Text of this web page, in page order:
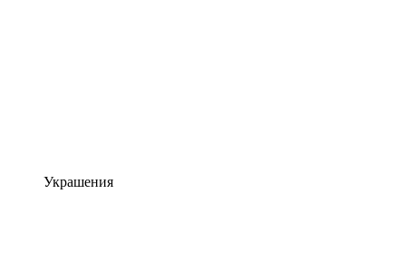
Украшения